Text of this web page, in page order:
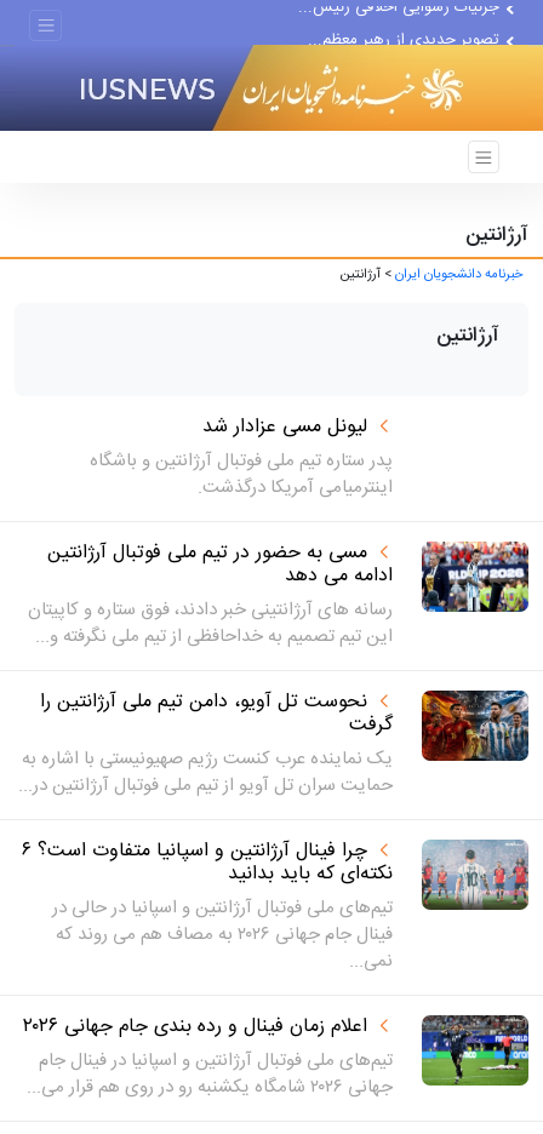
تصویر جدیدی از رهبر معظم...
فیلم | روایت شیخ اسماعیل...
آرژانتین
خبرنامه دانشجویان ایران> آرژانتین
آرژانتین
لیونل مسی عزادار شد
پدر ستاره تیم ملی فوتبال آرژانتین و باشگاه
اینترمیامی آمریکا درگذشت.
مسی به حضور در تیم ملی فوتبال آرژانتین
ادامه می دهد
رسانه های آرژانتینی خبر دادند، فوق ستاره و کاپیتان
این تیم تصمیم به خداحافظی از تیم ملی نگرفته و...
نحوست تل آویو، دامن تیم ملی آرژانتین را
گرفت
یک نماینده عرب کنست رژیم صهیونیستی با اشاره به
حمایت سران تل آویو از تیم ملی فوتبال آرژانتین در...
چرا فینال آرژانتین و اسپانیا متفاوت است؟ ۶
نکته‌ای که باید بدانید
تیم‌های ملی فوتبال آرژانتین و اسپانیا در حالی در
فینال جام جهانی ۲۰۲۶ به مصاف هم می روند که
نمی...
اعلام زمان فینال و رده بندی جام جهانی ۲۰۲۶
تیم‌های ملی فوتبال آرژانتین و اسپانیا در فینال جام
جهانی ۲۰۲۶ شامگاه یکشنبه رو در روی هم قرار می...